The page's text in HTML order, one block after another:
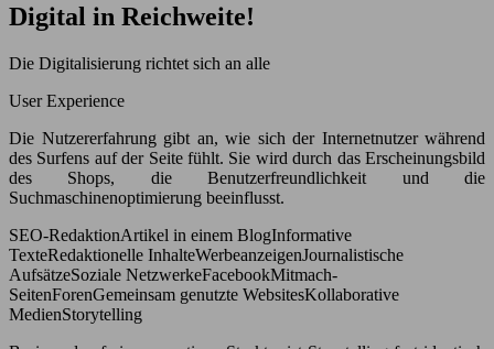
Digital in Reichweite!
Die Digitalisierung richtet sich an alle
User Experience
Die Nutzererfahrung gibt an, wie sich der Internetnutzer während
des Surfens auf der Seite fühlt. Sie wird durch das Erscheinungsbild
des Shops, die Benutzerfreundlichkeit und die
Suchmaschinenoptimierung beeinflusst.
SEO-RedaktionArtikel in einem BlogInformative
TexteRedaktionelle InhalteWerbeanzeigenJournalistische
AufsätzeSoziale NetzwerkeFacebookMitmach-
SeitenForenGemeinsam genutzte WebsitesKollaborative
MedienStorytelling